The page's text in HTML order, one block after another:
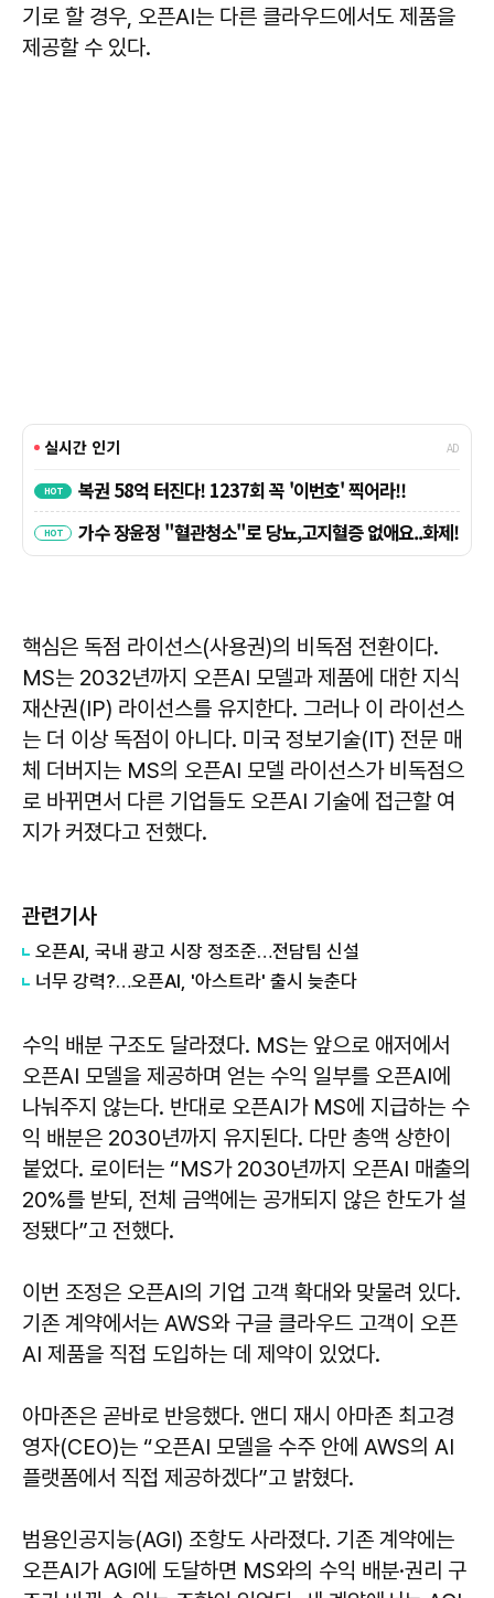
기로 할 경우, 오픈AI는 다른 클라우드에서도 제품을
제공할 수 있다.
핵심은 독점 라이선스(사용권)의 비독점 전환이다.
MS는 2032년까지 오픈AI 모델과 제품에 대한 지식
재산권(IP) 라이선스를 유지한다. 그러나 이 라이선스
는 더 이상 독점이 아니다. 미국 정보기술(IT) 전문 매
체 더버지는 MS의 오픈AI 모델 라이선스가 비독점으
로 바뀌면서 다른 기업들도 오픈AI 기술에 접근할 여
지가 커졌다고 전했다.
관련기사
오픈AI, 국내 광고 시장 정조준…전담팀 신설
너무 강력?…오픈AI, '아스트라' 출시 늦춘다
수익 배분 구조도 달라졌다. MS는 앞으로 애저에서
오픈AI 모델을 제공하며 얻는 수익 일부를 오픈AI에
나눠주지 않는다. 반대로 오픈AI가 MS에 지급하는 수
익 배분은 2030년까지 유지된다. 다만 총액 상한이
붙었다. 로이터는 “MS가 2030년까지 오픈AI 매출의
20%를 받되, 전체 금액에는 공개되지 않은 한도가 설
정됐다”고 전했다.
이번 조정은 오픈AI의 기업 고객 확대와 맞물려 있다.
기존 계약에서는 AWS와 구글 클라우드 고객이 오픈
AI 제품을 직접 도입하는 데 제약이 있었다.
아마존은 곧바로 반응했다. 앤디 재시 아마존 최고경
영자(CEO)는 “오픈AI 모델을 수주 안에 AWS의 AI
플랫폼에서 직접 제공하겠다”고 밝혔다.
범용인공지능(AGI) 조항도 사라졌다. 기존 계약에는
오픈AI가 AGI에 도달하면 MS와의 수익 배분·권리 구